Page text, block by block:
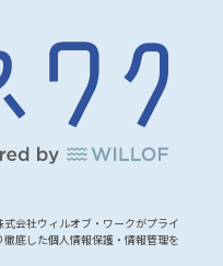
会社ウィルオブ・ワークがプライ
底した個人情報保護・情報管理を